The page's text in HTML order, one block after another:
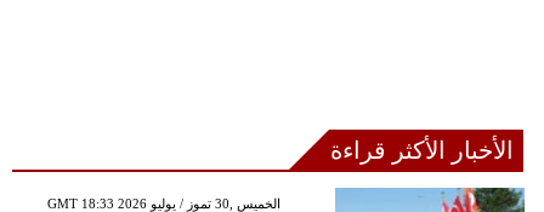
الأخبار الأكثر قراءة
GMT 18:33 2026 الخميس ,30 تموز / يوليو